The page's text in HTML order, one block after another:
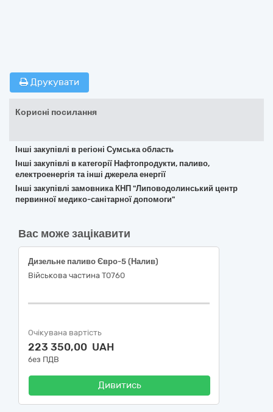
Друкувати
Корисні посилання
Інші закупівлі в регіоні Сумська область
Інші закупівлі в категорії Нафтопродукти, паливо,
електроенергія та інші джерела енергії
Інші закупівлі замовника КНП "Липоводолинський центр
первинної медико-санітарної допомоги"
Вас може зацікавити
Дизельне паливо Євро-5 (Налив)
Військова частина Т0760
Очікувана вартість
223 350,00 UAH
без ПДВ
Дивитись